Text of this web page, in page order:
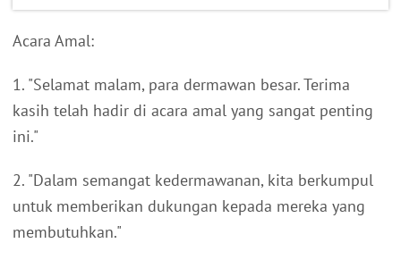
Acara Amal:
1. "Selamat malam, para dermawan besar. Terima
kasih telah hadir di acara amal yang sangat penting
ini."
2. "Dalam semangat kedermawanan, kita berkumpul
untuk memberikan dukungan kepada mereka yang
membutuhkan."